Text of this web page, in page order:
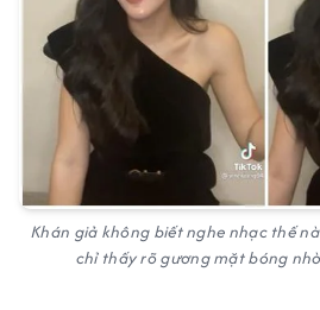
Khán giả không biết nghe nhạc thế
chỉ thấy rõ gương mặt bóng